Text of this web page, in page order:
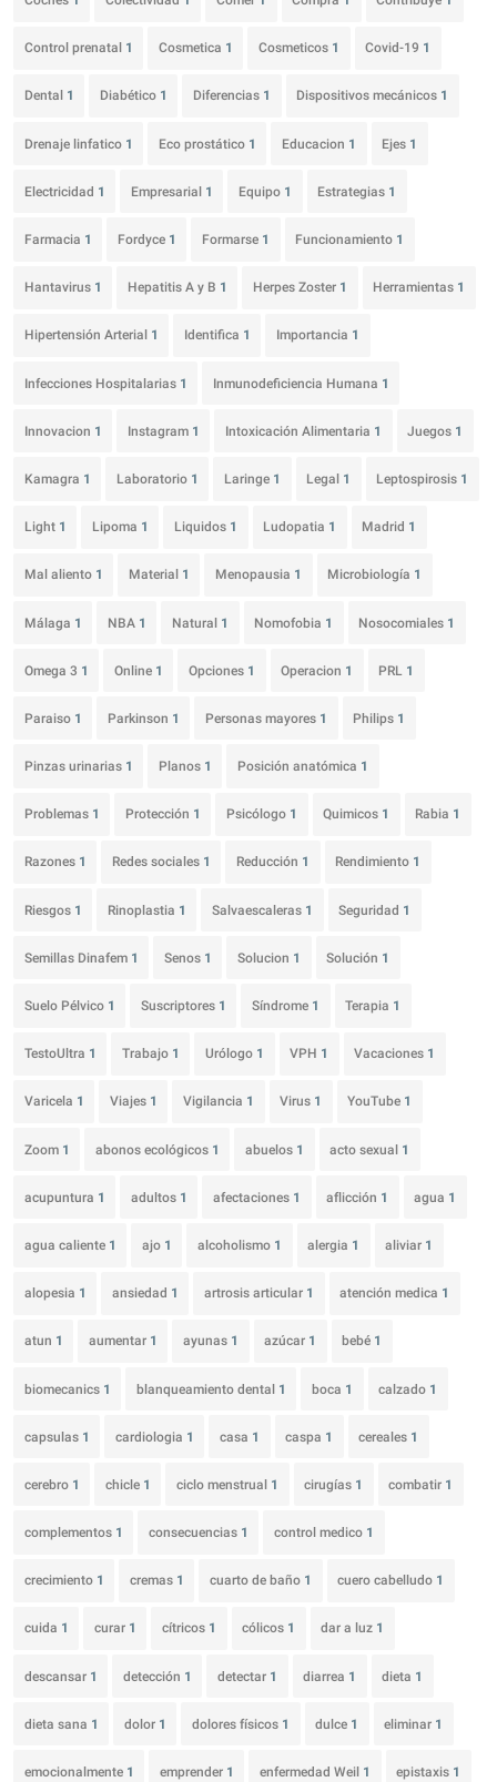
Control prenatal 1 Cosmetica 1 Cosmeticos 1 Covid-19 1
Dental 1 Diabético 1 Diferencias 1 Dispositivos mecánicos 1
Drenaje linfatico 1 Eco prostático 1 Educacion 1 Ejes 1
Electricidad 1 Empresarial 1 Equipo 1 Estrategias 1
Farmacia 1 Fordyce 1 Formarse 1 Funcionamiento 1
Hantavirus 1 Hepatitis A y B 1 Herpes Zoster 1 Herramientas 1
Hipertensión Arterial 1 Identifica 1 Importancia 1
Infecciones Hospitalarias 1 Inmunodeficiencia Humana 1
Innovacion 1 Instagram 1 Intoxicación Alimentaria 1 Juegos 1
Kamagra 1 Laboratorio 1 Laringe 1 Legal 1 Leptospirosis 1
Light 1 Lipoma 1 Liquidos 1 Ludopatia 1 Madrid 1
Mal aliento 1 Material 1 Menopausia 1 Microbiología 1
Málaga 1 NBA 1 Natural 1 Nomofobia 1 Nosocomiales 1
Omega 3 1 Online 1 Opciones 1 Operacion 1 PRL 1
Paraiso 1 Parkinson 1 Personas mayores 1 Philips 1
Pinzas urinarias 1 Planos 1 Posición anatómica 1
Problemas 1 Protección 1 Psicólogo 1 Quimicos 1 Rabia 1
Razones 1 Redes sociales 1 Reducción 1 Rendimiento 1
Riesgos 1 Rinoplastia 1 Salvaescaleras 1 Seguridad 1
Semillas Dinafem 1 Senos 1 Solucion 1 Solución 1
Suelo Pélvico 1 Suscriptores 1 Síndrome 1 Terapia 1
TestoUltra 1 Trabajo 1 Urólogo 1 VPH 1 Vacaciones 1
Varicela 1 Viajes 1 Vigilancia 1 Virus 1 YouTube 1
Zoom 1 abonos ecológicos 1 abuelos 1 acto sexual 1
acupuntura 1 adultos 1 afectaciones 1 aflicción 1 agua 1
agua caliente 1 ajo 1 alcoholismo 1 alergia 1 aliviar 1
alopesia 1 ansiedad 1 artrosis articular 1 atención medica 1
atun 1 aumentar 1 ayunas 1 azúcar 1 bebé 1
biomecanics 1 blanqueamiento dental 1 boca 1 calzado 1
capsulas 1 cardiologia 1 casa 1 caspa 1 cereales 1
cerebro 1 chicle 1 ciclo menstrual 1 cirugías 1 combatir 1
complementos 1 consecuencias 1 control medico 1
crecimiento 1 cremas 1 cuarto de baño 1 cuero cabelludo 1
cuida 1 curar 1 cítricos 1 cólicos 1 dar a luz 1
descansar 1 detección 1 detectar 1 diarrea 1 dieta 1
dieta sana 1 dolor 1 dolores físicos 1 dulce 1 eliminar 1
emocionalmente 1 emprender 1 enfermedad Weil 1 epistaxis 1